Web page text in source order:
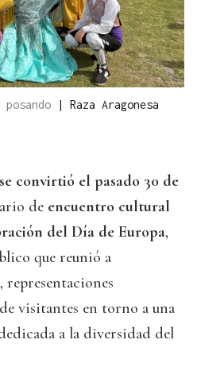
| Raza Aragonesa
convirtió el pasado 30 de
de encuentro cultural
del Día de Europa,
que reunió a
visitantes en torno a una
a la diversidad del